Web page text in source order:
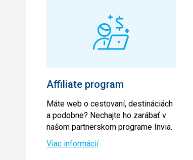
Affiliate program
Máte web o cestovaní, destináciách
a podobne? Nechajte ho zarábať v
našom partnerskom programe Invia.
Viac informácií